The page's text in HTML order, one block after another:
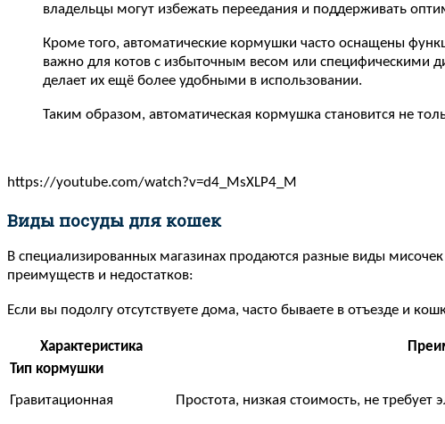
владельцы могут избежать переедания и поддерживать
Кроме того, автоматические кормушки часто оснащены
важно для котов с избыточным весом или специфическими
делает их ещё более удобными в использовании.
Таким образом, автоматическая кормушка становится не
https://youtube.com/watch?v=d4_MsXLP4_M
Виды посуды для кошек
В специализированных магазинах продаются разные виды
преимуществ и недостатков:
Если вы подолгу отсутствуете дома, часто бываете в отъезде и
Характеристика
Тип кормушки
Гравитационная Простота, низкая стоимость, не требует